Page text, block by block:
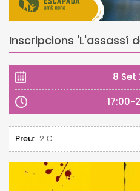
Inscripcions 'L'assassí
8 Set
17:00-
Preu: 2 €